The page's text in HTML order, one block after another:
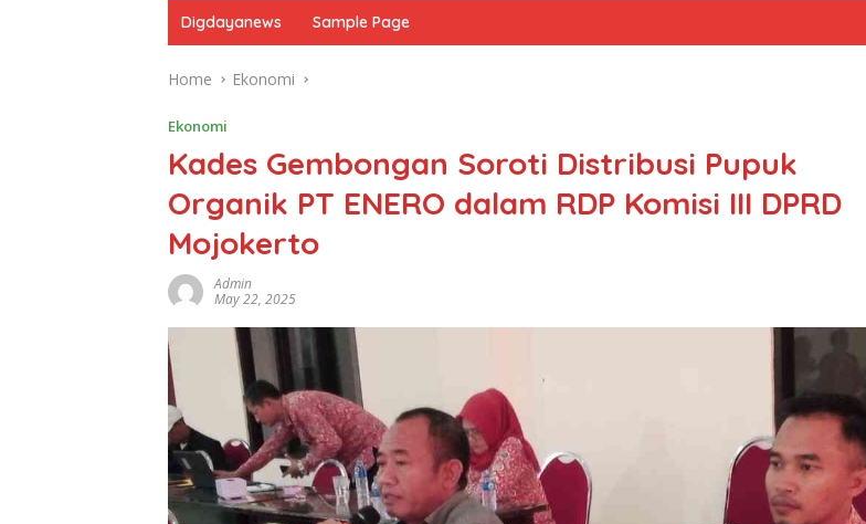
Digdayanews Sample Page
Home Ekonomi
Ekonomi
Kades Gembongan Soroti Distribusi Pupuk
Organik PT ENERO dalam RDP Komisi III DPRD
Mojokerto
Admin
May 22, 2025